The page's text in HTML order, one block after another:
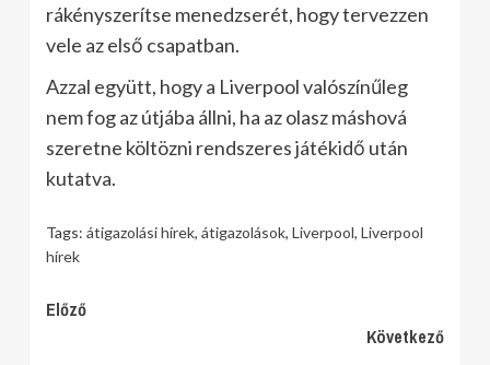
rákényszerítse menedzserét, hogy tervezzen
vele az első csapatban.
Azzal együtt, hogy a Liverpool valószínűleg
nem fog az útjába állni, ha az olasz máshová
szeretne költözni rendszeres játékidő után
kutatva.
Tags: átigazolási hírek, átigazolások, Liverpool, Liverpool
hírek
Continue
Előző
Következő